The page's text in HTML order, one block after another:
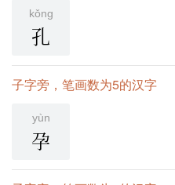
kǒng
孔
子字旁，笔画数为5的汉字
yùn
孕